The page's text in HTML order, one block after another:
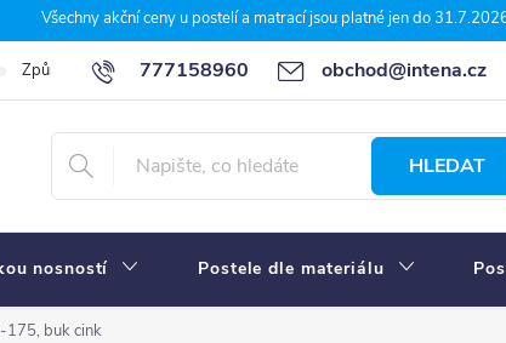
Všechny akční ceny u postelí a matrací jsou platné jen do
777158960 obchod@intena.cz
Způsoby a ceny dopravy 7 důvodů, proč nakupit u Intena nábytek
HLEDAT
nosností Postele dle materiálu
175, buk cink